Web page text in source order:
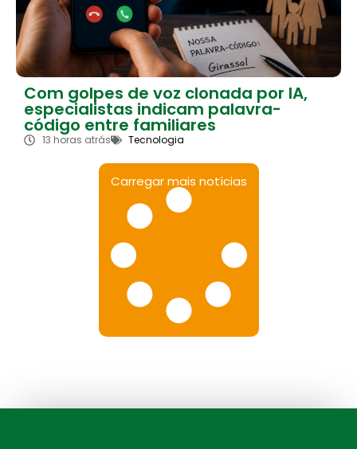
Com golpes de voz clonada por IA,
especialistas indicam palavra-
código entre familiares
13 horas atrás Tecnologia
Carregar mais notícias